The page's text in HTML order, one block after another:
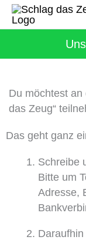
Zum
Inhalt
Du möchtest an
das Zeug“
Das geht ganz
Schreibe
Bitte um
Adresse,